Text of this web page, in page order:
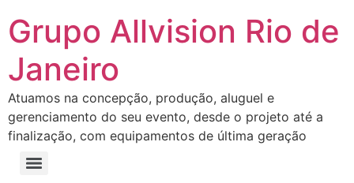
Grupo Allvision Rio de
Janeiro
Atuamos na concepção, produção, aluguel e
gerenciamento do seu evento, desde o projeto até a
finalização, com equipamentos de última geração